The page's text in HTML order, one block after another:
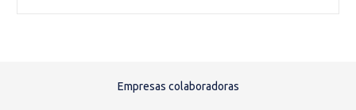
Empresas colaboradoras